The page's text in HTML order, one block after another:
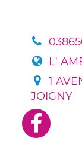
L'
1
JOIGNY